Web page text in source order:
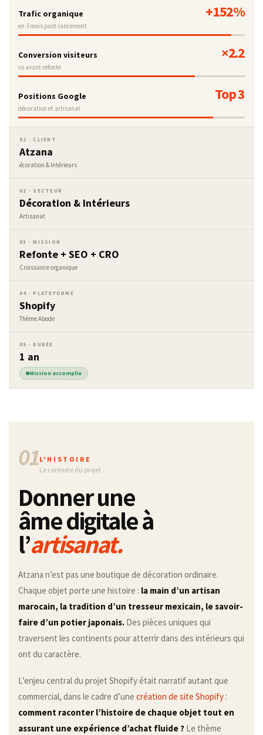
Trafic organique +152%
en 3 mois post-lancement
Conversion visiteurs ×2.2
vs avant refonte
Positions Google Top 3
décoration et artisanat
01 · CLIENT
Atzana
écoration & Intérieurs
02 · SECTEUR
Décoration & Intérieurs
Artisanat
03 · MISSION
Refonte + SEO + CRO
Croissance organique
04 · PLATEFORME
Shopify
Thème Abode
05 · DURÉE
1 an
Mission accomplie
01L'HISTOIRE
Le contexte du projet
Donner une
âme digitale à
l’artisanat.
Atzana n’est pas une boutique de décoration ordinaire.
Chaque objet porte une histoire : la main d’un artisan
marocain, la tradition d’un tresseur mexicain, le savoir-
faire d’un potier japonais. Des pièces uniques qui
traversent les continents pour atterrir dans des intérieurs qui
ont du caractère.
L’enjeu central du projet Shopify était narratif autant que
commercial, dans le cadre d’une création de site Shopify :
comment raconter l’histoire de chaque objet tout en
assurant une expérience d’achat fluide ? Le thème